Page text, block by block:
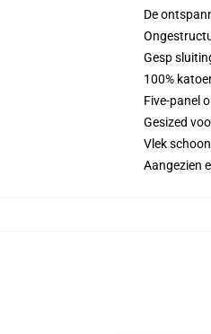
De
Gesp
100%
Five-panel
Gesized
Vlek
Aangezien